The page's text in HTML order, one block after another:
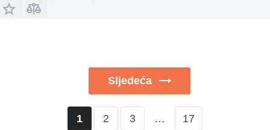
Sljedeća
1 2 3 … 17